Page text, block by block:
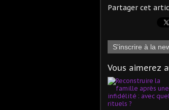
Partager cet
S'inscrire à la
Vous aimerez